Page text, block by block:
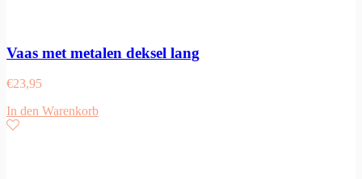
Vaas met metalen deksel lang
€23,95
In den Warenkorb